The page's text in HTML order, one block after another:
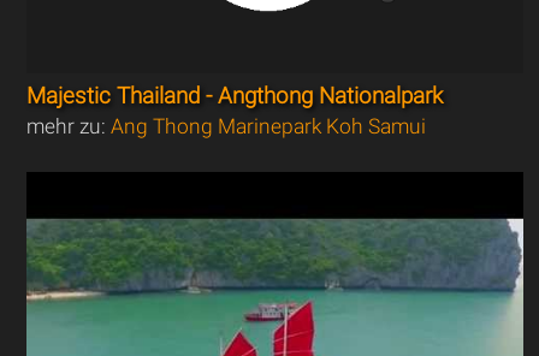
Majestic Thailand - Angthong Nationalpark
mehr zu:Ang Thong Marinepark Koh Samui